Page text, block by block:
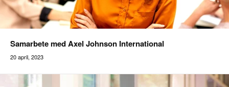
Samarbete med Axel Johnson International
20 april, 2023